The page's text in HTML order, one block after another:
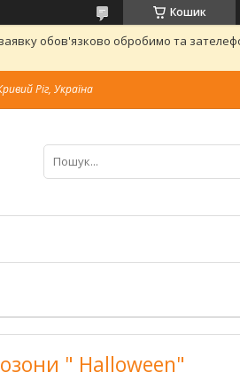
Кошик
обов'язково обробимо та
Ріг, Україна
" Halloween"